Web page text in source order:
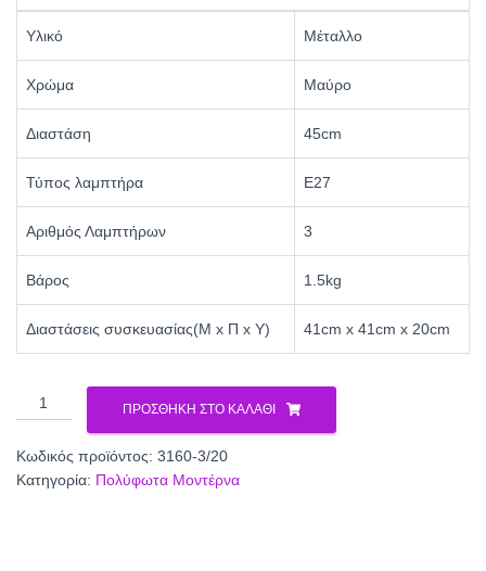
Υλικό Μέταλλο
Χρώμα Μαύρο
Διαστάση 45cm
Τύπος λαμπτήρα Ε27
Αριθμός Λαμπτήρων 3
Βάρος 1.5kg
Διαστάσεις συσκευασίας(Μ x Π x Υ) 41cm x 41cm x 20cm
Φωτιστικό
Πολύφωτο
Μέταλλο
μαύρο
ΠΡΟΣΘΉΚΗ ΣΤΟ ΚΑΛΆΘΙ
Κωδικός προϊόντος: 3160-3/20
Κατηγορία: Πολύφωτα Μοντέρνα